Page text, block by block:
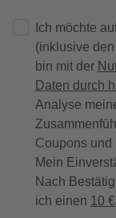
Ich möchte
(inklusive
bin mit der
Daten durch
Analyse
Coupons und
Mein
Nach
ich einen 10